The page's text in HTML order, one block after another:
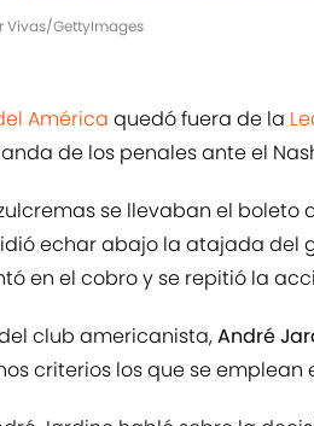
Vivas/GettyImages
América quedó fuera de la
de los penales ante el
se llevaban el boleto
echar abajo la atajada del
en el cobro y se repitió la
club americanista,André
criterios los que se emplean